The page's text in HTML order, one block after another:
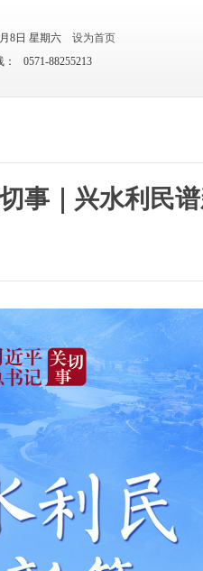
8日 星期六
设为首页
： 0571-88255213
事｜兴水利民